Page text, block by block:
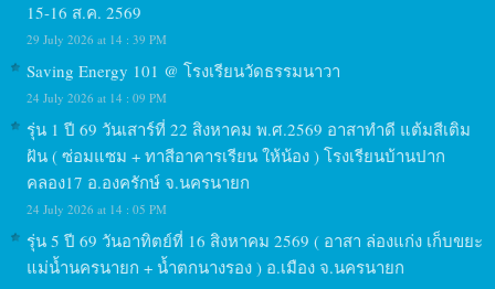
15-16 ส.ค. 2569
29 July 2026 at 14 : 39 PM
Saving Energy 101 @ โรงเรียนวัดธรรมนาวา
24 July 2026 at 14 : 09 PM
รุ่น 1 ปี 69 วันเสาร์ที่ 22 สิงหาคม พ.ศ.2569 อาสาทำดี แต้มสีเติม
ฝัน ( ซ่อมแซม + ทาสีอาคารเรียน ให้น้อง ) โรงเรียนบ้านปาก
คลอง17 อ.องครักษ์ จ.นครนายก
24 July 2026 at 14 : 05 PM
รุ่น 5 ปี 69 วันอาทิตย์ที่ 16 สิงหาคม 2569 ( อาสา ล่องแก่ง เก็บขยะ
แม่น้ำนครนายก + น้ำตกนางรอง ) อ.เมือง จ.นครนายก